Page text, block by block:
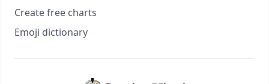
Create free charts
Emoji dictionary